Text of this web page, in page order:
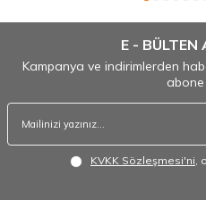
E - BÜLTEN
Kampanya ve indirimlerden
KVKK Sözleşmesi'ni,